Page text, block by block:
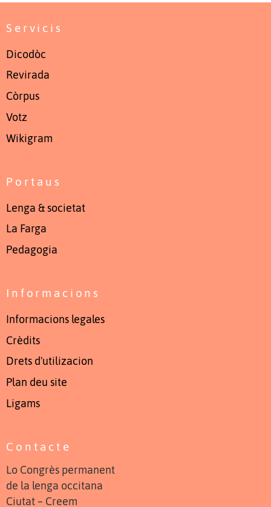
Servicis
Dicodòc
Revirada
Còrpus
Votz
Wikigram
Portaus
Lenga & societat
La Farga
Pedagogia
Informacions
Informacions legales
Crèdits
Drets d'utilizacion
Plan deu site
Ligams
Contacte
Lo Congrès permanent
de la lenga occitana
Ciutat – Creem